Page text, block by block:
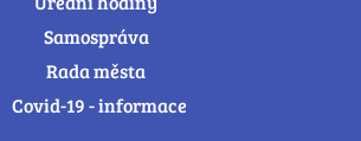
Samospráva
Rada města
Covid-19 - informace